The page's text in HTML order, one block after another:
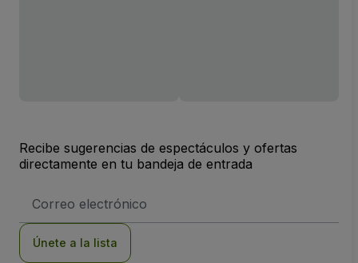
Recibe sugerencias de espectáculos y ofertas
directamente en tu bandeja de entrada
de
Únete a la lista